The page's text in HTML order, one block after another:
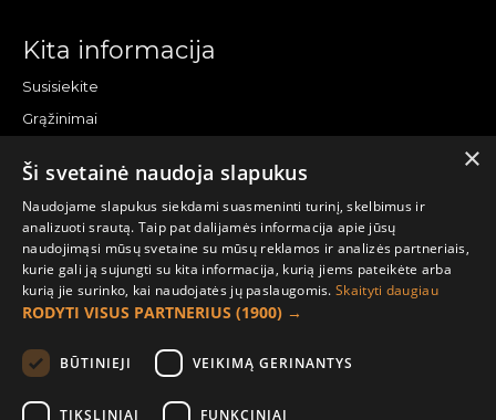
Kita informacija
Susisiekite
Grąžinimai
Pirkėjo paskyra
Mano paskyra
Užsakymai
Naujienlaiškiai
Informacija užsakovui
Apie mus
×
Ši svetainė naudoja slapukus
Naudojame slapukus siekdami suasmeninti turinį, skelbimus ir
analizuoti srautą. Taip pat dalijamės informacija apie jūsų
naudojimąsi mūsų svetaine su mūsų reklamos ir analizės partneriais,
kurie gali ją sujungti su kita informacija, kurią jiems pateikėte arba
kurią jie surinko, kai naudojatės jų paslaugomis.Skaityti daugiau
RODYTI VISUS PARTNERIUS (1900) →
BŪTINIEJI VEIKIMĄ GERINANTYS
TIKSLINIAI FUNKCINIAI